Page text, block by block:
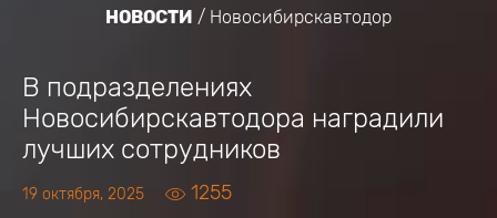
НОВОСТИ Новосибирскавтодор
В подразделениях
Новосибирскавтодора наградили
лучших сотрудников
19 октября, 2025 1255